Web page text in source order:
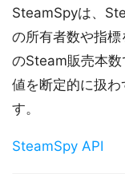
SteamSpyは、
の所有者数や指
のSteam販売本
値を断定的に扱わ
す。
SteamSpy API